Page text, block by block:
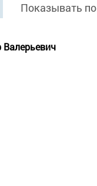
Показывать по
Валерьевич